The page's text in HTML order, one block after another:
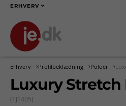
ERHVERV
Erhverv Profilbeklædning Poloer
Luxury Stretch
(TJ1405)